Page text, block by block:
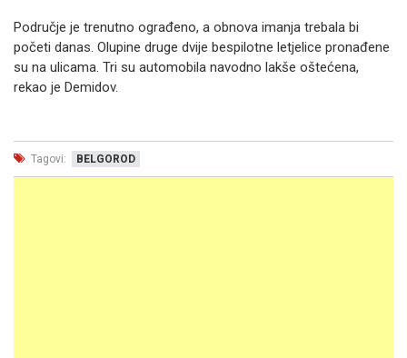
Područje je trenutno ograđeno, a obnova imanja trebala bi
početi danas. Olupine druge dvije bespilotne letjelice pronađene
su na ulicama. Tri su automobila navodno lakše oštećena,
rekao je Demidov.
Tagovi: BELGOROD